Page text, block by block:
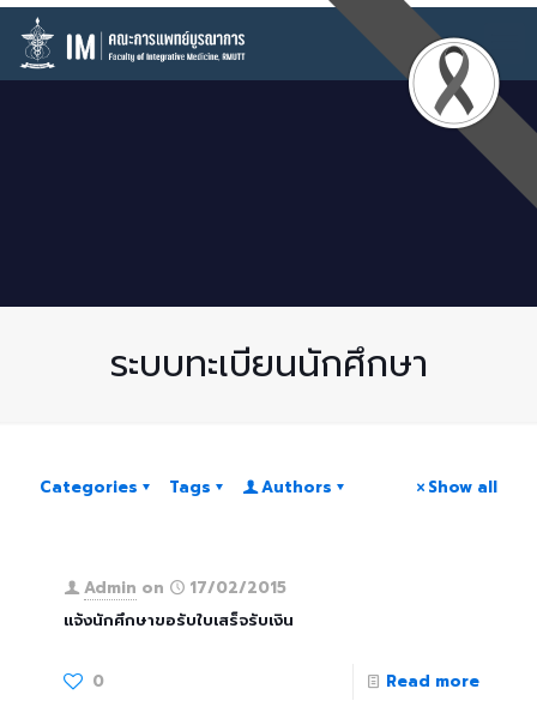
ระบบทะเบียนนักศึกษา
Categories Tags Authors Show all
Admin on
17/02/2015
แจ้งนักศึกษาขอรับใบเสร็จรับเงิน
0 Read more